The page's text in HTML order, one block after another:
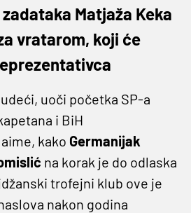
Matjaža Keka
vratarom, koji će
uoči početka SP-a
i BiH
kako Germanijak
na korak je do odlaska
trofejni klub ove je
nakon godina